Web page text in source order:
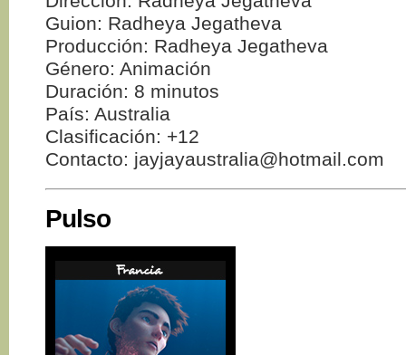
Guion: Radheya Jegatheva
Producción: Radheya Jegatheva
Género: Animación
Duración: 8 minutos
País: Australia
Clasificación: +12
Contacto: jayjayaustralia@hotmail.com
Pulso